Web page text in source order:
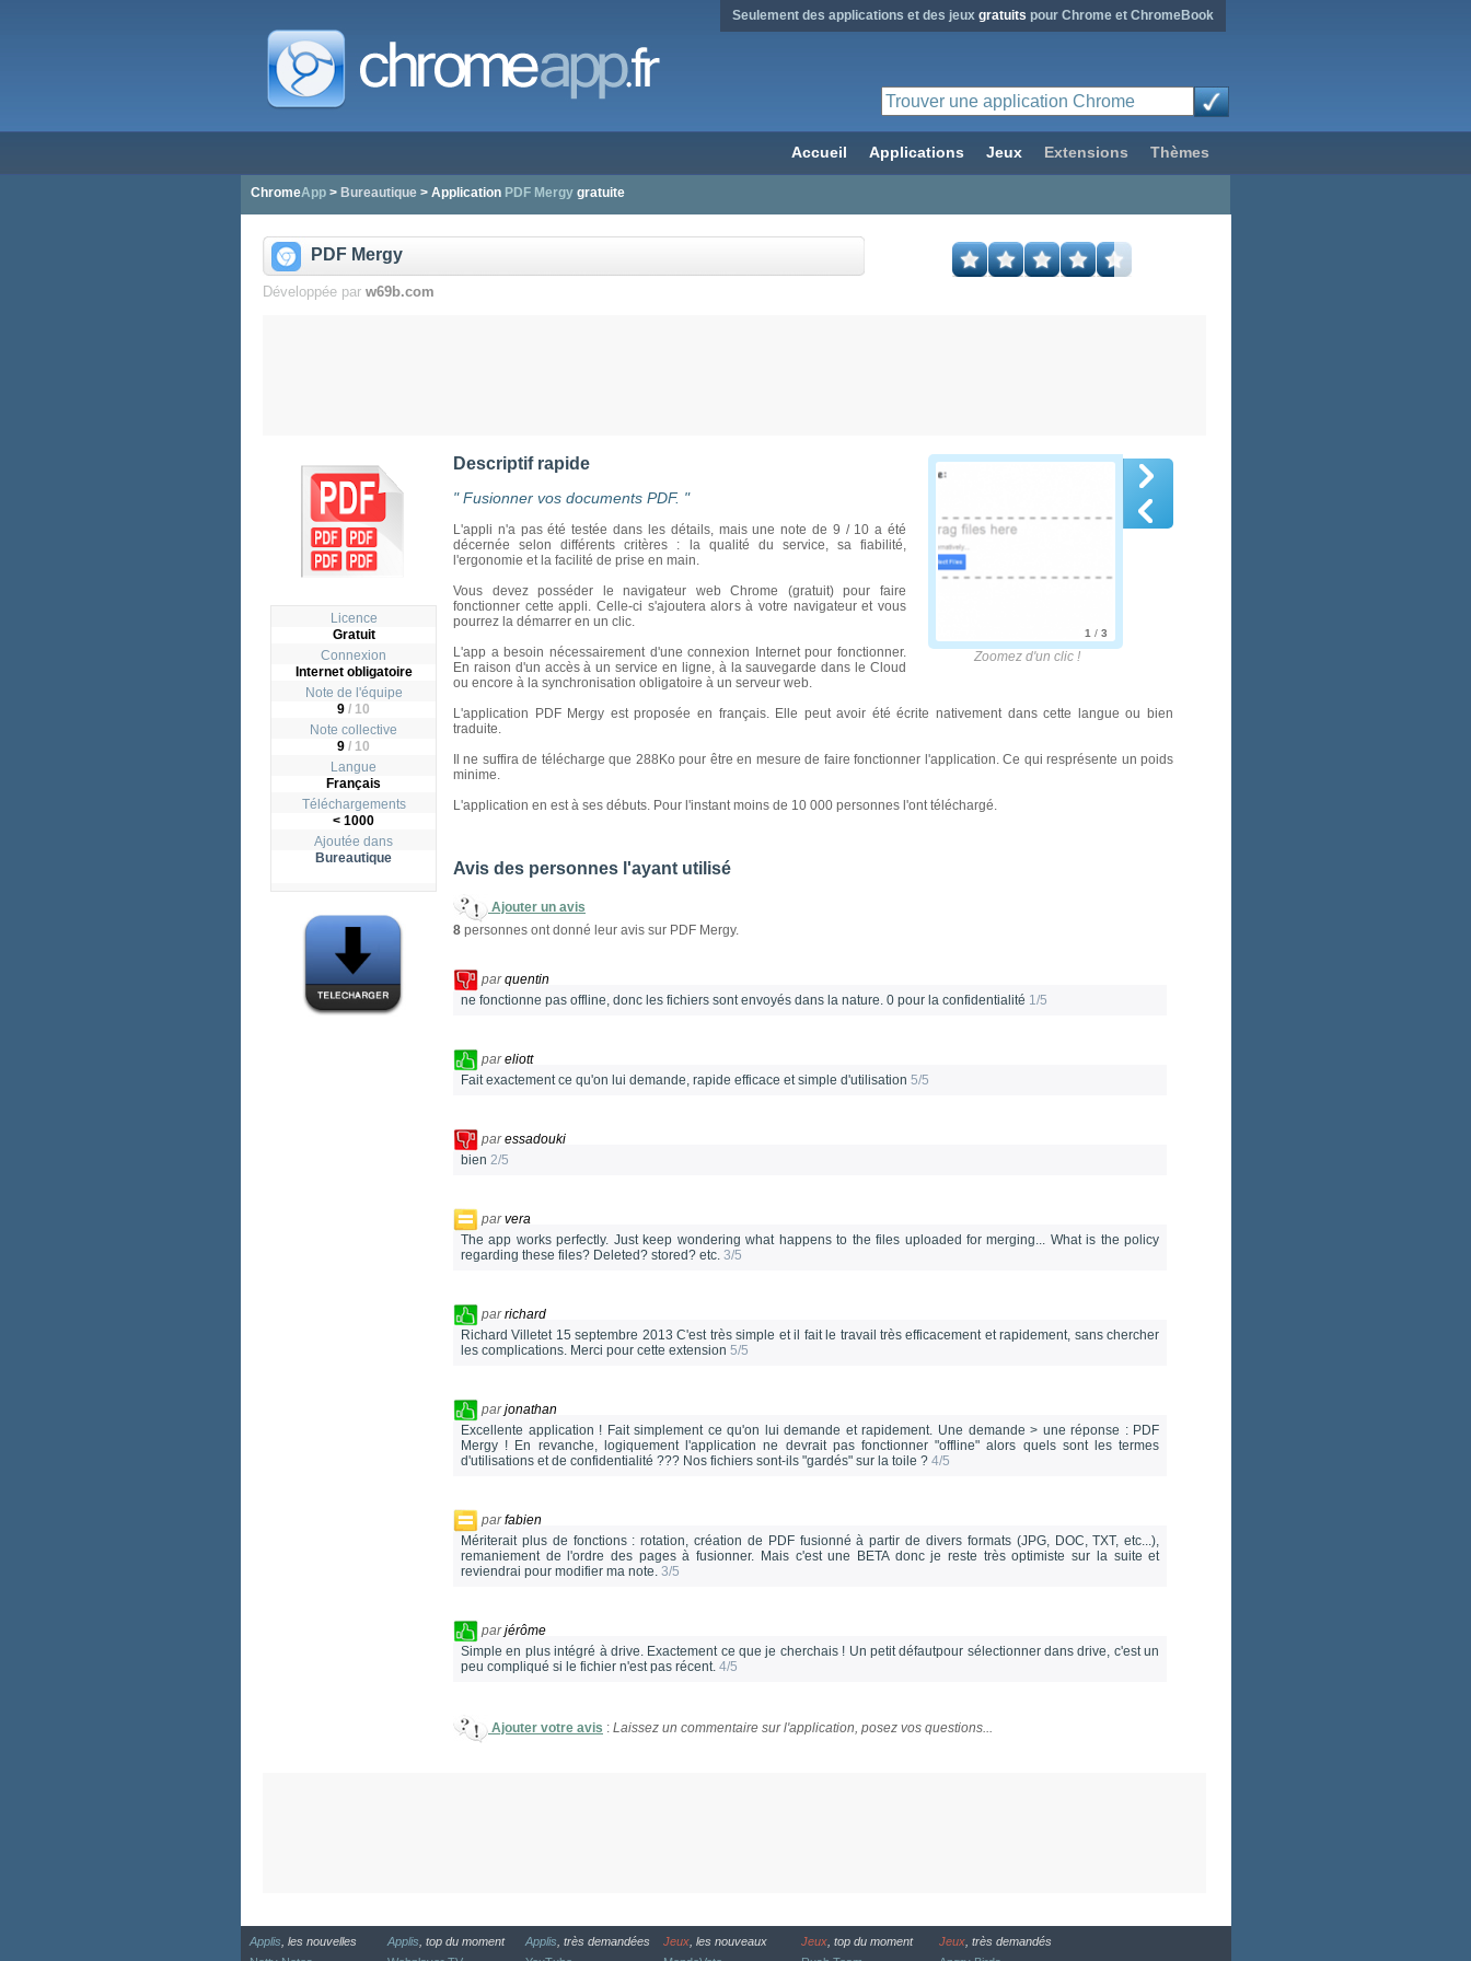
Seulement des applications et des jeux gratuits pour Chrome et ChromeBook
Accueil Applications Jeux Extensions Thèmes
ChromeApp> Bureautique> Application PDF Mergygratuite
PDF Mergy
Développée par w69b.com
Licence
Gratuit
Connexion
Internet obligatoire
Note de l'équipe
9 / 10
Note collective
9 / 10
Langue
Français
Téléchargements
< 1000
Ajoutée dans
Bureautique
1 / 3
Zoomez d'un clic !
Descriptif rapide
" Fusionner vos documents PDF. "
L'appli n'a pas été testée dans les détails, mais une note de 9 / 10 a été
décernée selon différents critères : la qualité du service, sa fiabilité,
l'ergonomie et la facilité de prise en main.
Vous devez posséder le navigateur web Chrome (gratuit) pour faire
fonctionner cette appli. Celle-ci s'ajoutera alors à votre navigateur et vous
pourrez la démarrer en un clic.
L'app a besoin nécessairement d'une connexion Internet pour fonctionner.
En raison d'un accès à un service en ligne, à la sauvegarde dans le Cloud
ou encore à la synchronisation obligatoire à un serveur web.
L'application PDF Mergy est proposée en français. Elle peut avoir été écrite nativement dans cette langue ou bien
traduite.
Il ne suffira de télécharge que 288Ko pour être en mesure de faire fonctionner l'application. Ce qui resprésente un poids
minime.
L'application en est à ses débuts. Pour l'instant moins de 10 000 personnes l'ont téléchargé.
Avis des personnes l'ayant utilisé
Ajouter un avis
8 personnes ont donné leur avis sur PDF Mergy.
parquentin
ne fonctionne pas offline, donc les fichiers sont envoyés dans la nature. 0 pour la confidentialité 1/5
pareliott
Fait exactement ce qu'on lui demande, rapide efficace et simple d'utilisation 5/5
paressadouki
bien 2/5
parvera
The app works perfectly. Just keep wondering what happens to the files uploaded for merging... What is the policy
regarding these files? Deleted? stored? etc. 3/5
parrichard
Richard Villetet 15 septembre 2013 C'est très simple et il fait le travail très efficacement et rapidement, sans chercher
les complications. Merci pour cette extension 5/5
parjonathan
Excellente application ! Fait simplement ce qu'on lui demande et rapidement. Une demande > une réponse : PDF
Mergy ! En revanche, logiquement l'application ne devrait pas fonctionner "offline" alors quels sont les termes
d'utilisations et de confidentialité ??? Nos fichiers sont-ils "gardés" sur la toile ? 4/5
parfabien
Mériterait plus de fonctions : rotation, création de PDF fusionné à partir de divers formats (JPG, DOC, TXT, etc...),
remaniement de l'ordre des pages à fusionner. Mais c'est une BETA donc je reste très optimiste sur la suite et
reviendrai pour modifier ma note. 3/5
parjérôme
Simple en plus intégré à drive. Exactement ce que je cherchais ! Un petit défautpour sélectionner dans drive, c'est un
peu compliqué si le fichier n'est pas récent. 4/5
Ajouter votre avis : Laissez un commentaire sur l'application, posez vos questions...
Applis , les nouvelles
Applis , top du moment
Applis , très demandées
Jeux, les nouveaux
Jeux, top du moment
Jeux, très demandés